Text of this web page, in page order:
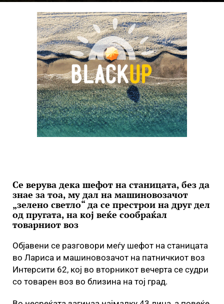
Се верува дека шефот на станицата, без да
знае за тоа, му дал на машиновозачот
„зелено светло“ да се престрои на друг дел
од пругата, на кој веќе сообраќал
товарниот воз
Објавени се разговори меѓу шефот на станицата
во Лариса и машиновозачот на патничкиот воз
Интерсити 62, кој во вторникот вечерта се судри
со товарен воз во близина на тој град.